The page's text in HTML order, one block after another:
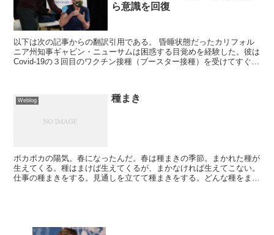
ら意識を回復
以下は次の記事からの翻訳引用である。 昏睡状態だったカリフォル
ニア州知事ギャビン・ニューサムは困惑する目覚めを経験した。彼は
Covid-19の３回目のワクチン接種（ブースター接種）を受けてすぐ
Weblog 種まき
ポカポカの陽気。春になったんだ。春は種まきの季節。まかれた種が
生えてくる。種はまけば生えてくるが、まかなければ生えてこない。
仕事の種まきをする。見通しを立てて種まきをする。どんな種をまこ